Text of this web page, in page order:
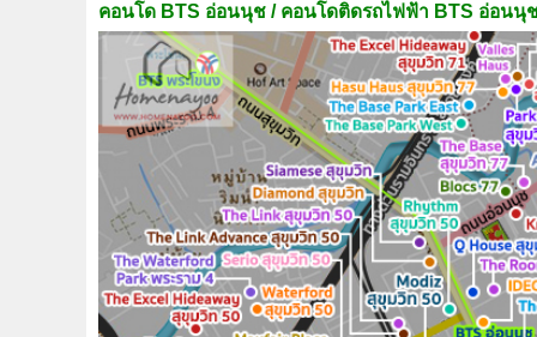
คอนโด BTS อ่อนนุช / คอนโดติดรถไฟฟ้า BTS อ่อนนุ